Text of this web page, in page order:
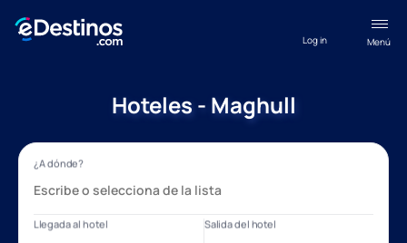
Menú
Log in
Hoteles - Maghull